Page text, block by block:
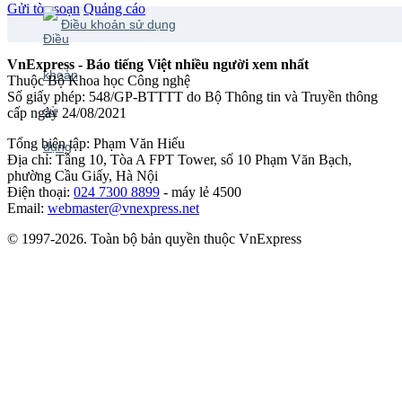
Gửi tòa soạn Quảng cáo
Điều khoản sử dụng
VnExpress - Báo tiếng Việt nhiều người xem nhất
Thuộc Bộ Khoa học Công nghệ
Số giấy phép: 548/GP-BTTTT do Bộ Thông tin và Truyền thông
cấp ngày 24/08/2021
Tổng biên tập: Phạm Văn Hiếu
Địa chỉ: Tầng 10, Tòa A FPT Tower, số 10 Phạm Văn Bạch,
phường Cầu Giấy, Hà Nội
Điện thoại: 024 7300 8899 - máy lẻ 4500
Email: webmaster@vnexpress.net
© 1997-2026. Toàn bộ bản quyền thuộc VnExpress